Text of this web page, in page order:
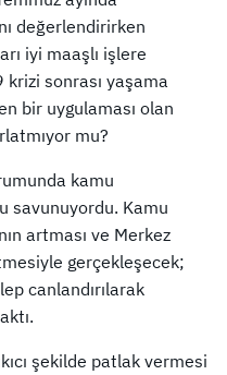
değerlendirirken
iyi maaşlı işlere
krizi sonrası yaşama
bir uygulaması olan
mu?
kamu
savunuyordu. Kamu
artması ve Merkez
gerçekleşecek;
canlandırılarak
şekilde patlak vermesi